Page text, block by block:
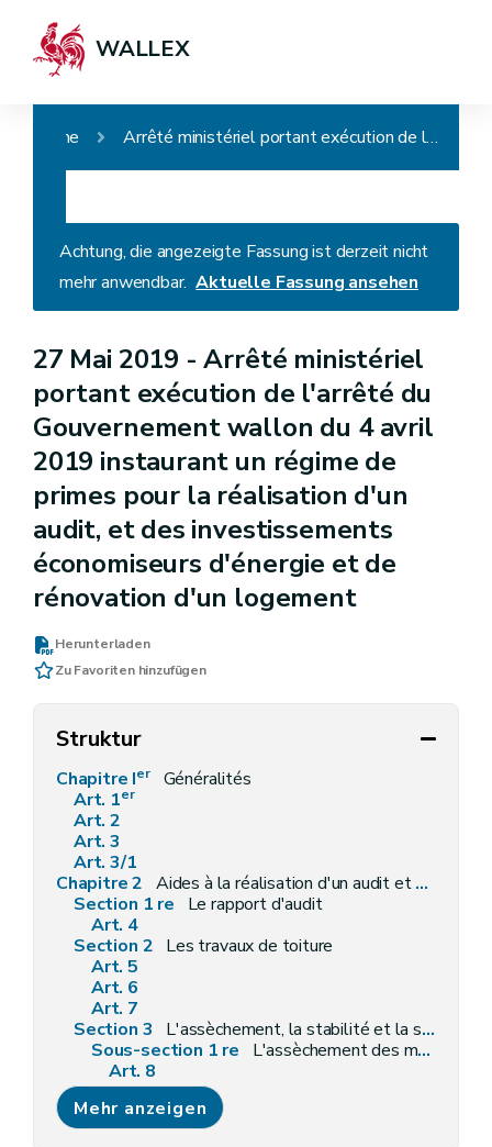
WALLEX
Home Arrêté ministériel portant exécution de l'arrêté du Gouvernement wallon du 4 avril 2019 instaurant un régime de primes pour la réalisation d'un audit, et des investissements économiseurs d'énergie et de rénovation d'un logement
Achtung, die angezeigte Fassung ist derzeit nicht
mehr anwendbar. Aktuelle Fassung ansehen
27 Mai 2019 -Arrêté ministériel
portant exécution de l'arrêté du
Gouvernement wallon du 4 avril
2019 instaurant un régime de
primes pour la réalisation d'un
audit, et des investissements
économiseurs d'énergie et de
rénovation d'un logement
Herunterladen
Zu Favoriten hinzufügen
Struktur
Chapitre Ier
Généralités
Art. 1er
Art. 2
Art. 3
Art. 3/1
Chapitre 2 Aides à la réalisation d'un audit et d'investissements économiseurs d'énergie et de rénovation d'un logement
Section 1 re
Le rapport d'audit
Art. 4
Section 2 Les travaux de toiture
Art. 5
Art. 6
Art. 7
Section 3
L'assèchement, la stabilité et la salubrité des murs et du sol
Sous-section 1 re
L'assèchement des murs
Art. 8
Sous-section 2
Art. 9
Sous-section 3
Mehr anzeigen